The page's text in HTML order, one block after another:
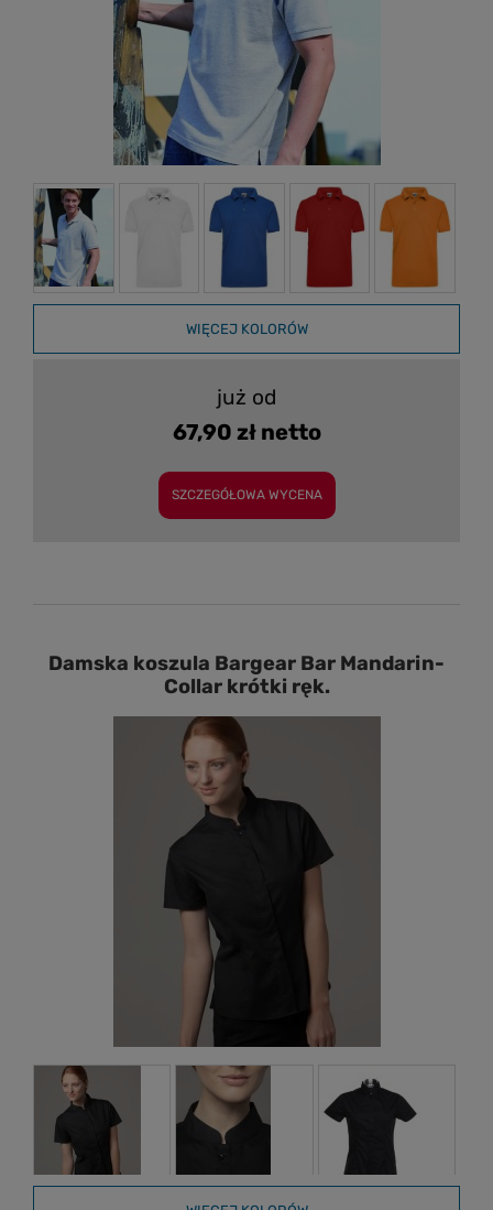
WIĘCEJ KOLORÓW
już od
67,90 zł netto
SZCZEGÓŁOWA WYCENA
Damska koszula Bargear Bar Mandarin-
Collar krótki ręk.